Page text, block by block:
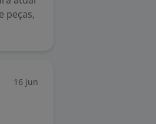
peças,
16 jun